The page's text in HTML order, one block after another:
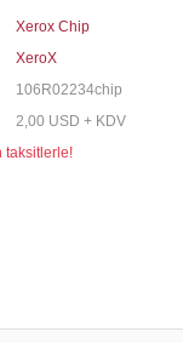
Xerox Chip
XeroX
106R02234chip
2,00 USD + KDV
taksitlerle!